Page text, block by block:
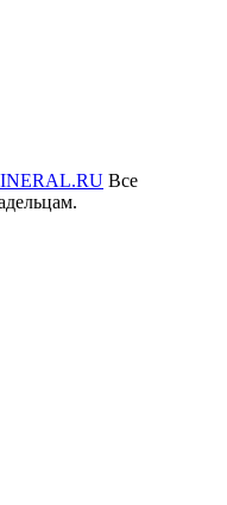
Все